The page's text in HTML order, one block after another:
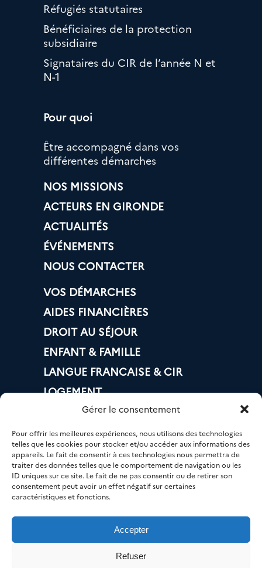
Gérer le consentement
Pour offrir les meilleures expériences, nous utilisons des technologies
telles que les cookies pour stocker et/ou accéder aux informations des
appareils. Le fait de consentir à ces technologies nous permettra de
traiter des données telles que le comportement de navigation ou les
ID uniques sur ce site. Le fait de ne pas consentir ou de retirer son
consentement peut avoir un effet négatif sur certaines
caractéristiques et fonctions.
Accepter
Refuser
Réfugiés statutaires
Bénéficiaires de la protection
subsidiaire
Signataires du CIR de l’année N et
N-1
Pour quoi
Être accompagné dans vos
différentes démarches
NOS MISSIONS
ACTEURS EN GIRONDE
ACTUALITÉS
ÉVÉNEMENTS
NOUS CONTACTER
VOS DÉMARCHES
AIDES FINANCIÈRES
DROIT AU SÉJOUR
ENFANT & FAMILLE
LANGUE FRANCAISE & CIR
LOGEMENT
BANQUE & IMPÔTS
MOBILITÉ
EMPLOI
NUMÉRIQUE
SANTÉ
© AGIR 33 – Tous droits réservés.